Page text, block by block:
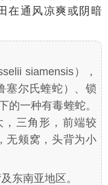
在通风凉爽或阴暗
siamensis），
塞尔氏蝰蛇）、锁
的一种有毒蝰蛇。
三角形，前端较
无颊窝，头背为小
东南亚地区。